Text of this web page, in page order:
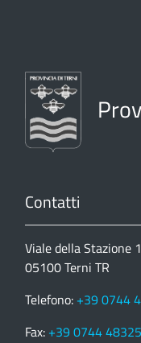
Contatti
Viale della Stazione
05100 Terni TR
Telefono: +39 0744
Fax: +39 0744